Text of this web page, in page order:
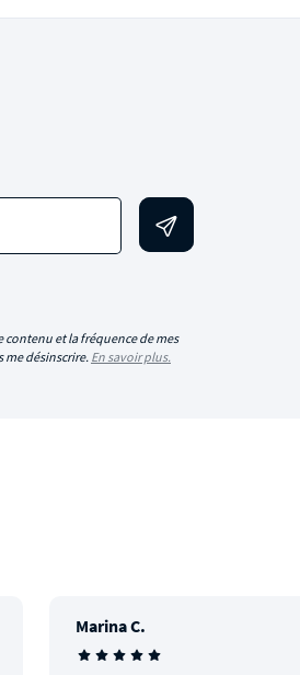
et la fréquence de mes
me désinscrire. En savoir plus.
Marina C.